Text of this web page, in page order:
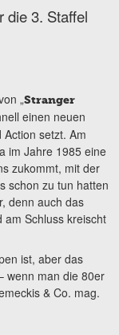
die 3. Staffel
„Stranger
einen neuen
setzt. Am
im Jahre 1985 eine
zukommt, mit der
schon zu tun hatten
denn auch das
am Schluss kreischt
ist, aber das
wenn man die 80er
& Co. mag.